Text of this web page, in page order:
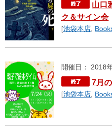
山口
ク＆サイン会
[池袋本店
開催日： 2018
7月
[池袋本店